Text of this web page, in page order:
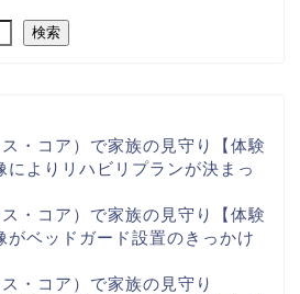
検索
・コア）で家族の見守り【体験
によりリハビリプランが決まっ
・コア）で家族の見守り【体験
がベッドガード設置のきっかけ
・コア）で家族の見守り